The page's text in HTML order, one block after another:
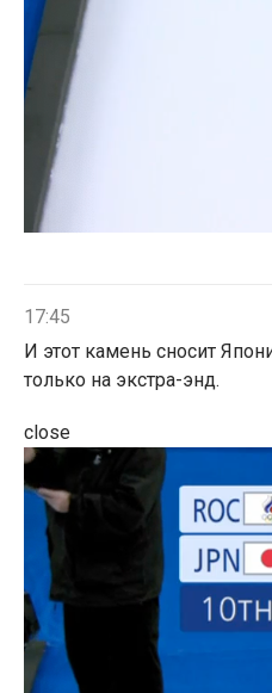
17:45
И этот камень сносит
только на экстра-энд.
close